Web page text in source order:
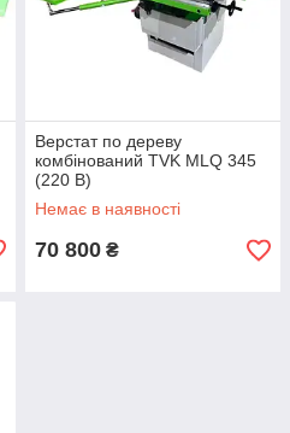
Верстат по дереву
комбінований TVK MLQ 345
(220 В)
Немає в наявності
70 800 ₴